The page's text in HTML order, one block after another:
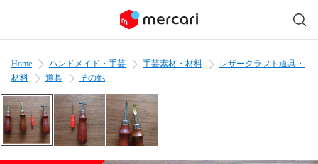
Home ハンドメイド・手芸 手芸素材・材料
レザークラフト道具・
材料
道具 その他